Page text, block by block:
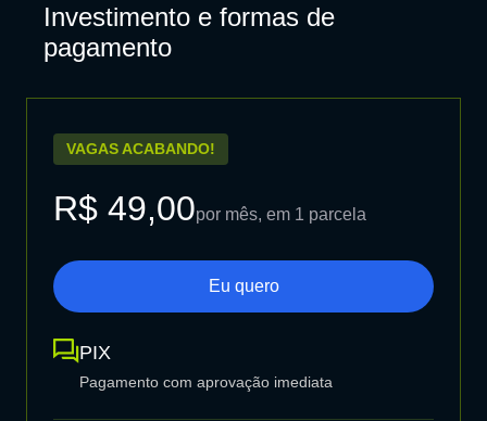
Investimento e formas de
pagamento
VAGAS ACABANDO!
R$ 49,00por mês, em 1 parcela
Eu quero
PIX
Pagamento com aprovação imediata